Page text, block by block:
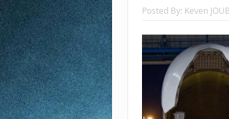
Posted By: Keven